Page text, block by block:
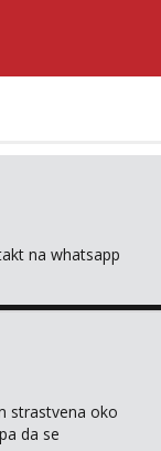
na whatsapp
strastvena oko
da se